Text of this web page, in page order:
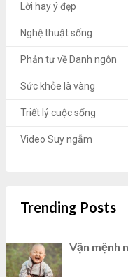
Lời hay ý đẹp
Nghệ thuật sống
Phản tư về Danh ngôn
Sức khỏe là vàng
Triết lý cuộc sống
Video Suy ngẫm
Trending Posts
Vận mệnh